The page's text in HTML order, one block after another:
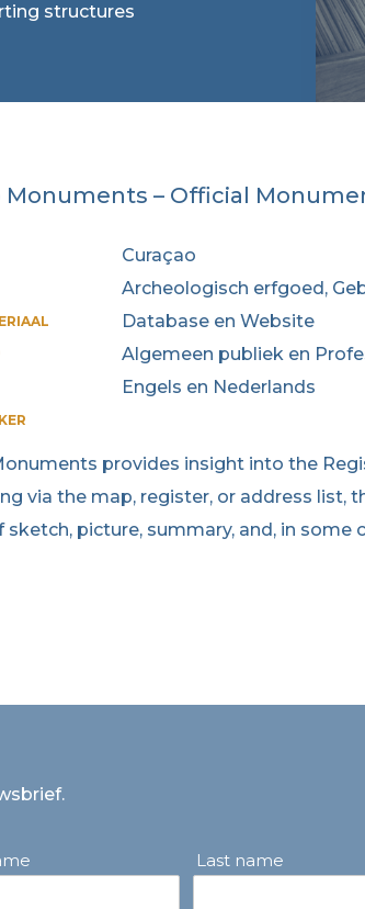
structures
Monuments – Official
Curaçao
Archeologisch erfgoed,
Database en Website
Algemeen publiek en
Engels en Nederlands
provides insight into the
via the map, register, or address
sketch, picture, summary, and, in some
Last name